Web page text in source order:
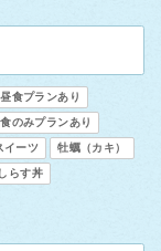
食プランあり
のみプランあり
イーツ 牡蠣（カキ）
らす丼